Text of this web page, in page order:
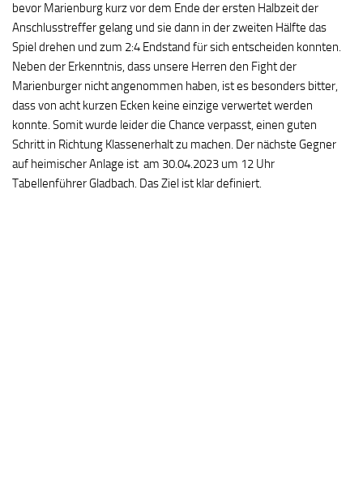
bevor Marienburg kurz vor dem Ende der ersten Halbzeit der
Anschlusstreffer gelang und sie dann in der zweiten Hälfte das
Spiel drehen und zum 2:4 Endstand für sich entscheiden konnten.
Neben der Erkenntnis, dass unsere Herren den Fight der
Marienburger nicht angenommen haben, ist es besonders bitter,
dass von acht kurzen Ecken keine einzige verwertet werden
konnte. Somit wurde leider die Chance verpasst, einen guten
Schritt in Richtung Klassenerhalt zu machen. Der nächste Gegner
auf heimischer Anlage ist am 30.04.2023 um 12 Uhr
Tabellenführer Gladbach. Das Ziel ist klar definiert.